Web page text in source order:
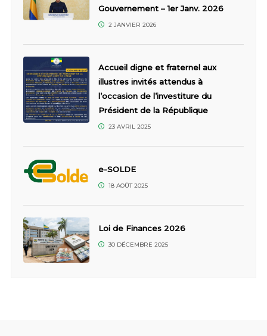
Gouvernement – 1er Janv. 2026
2 JANVIER 2026
Accueil digne et fraternel aux
illustres invités attendus à
l’occasion de l’investiture du
Président de la République
23 AVRIL 2025
e-SOLDE
18 AOÛT 2025
Loi de Finances 2026
30 DÉCEMBRE 2025